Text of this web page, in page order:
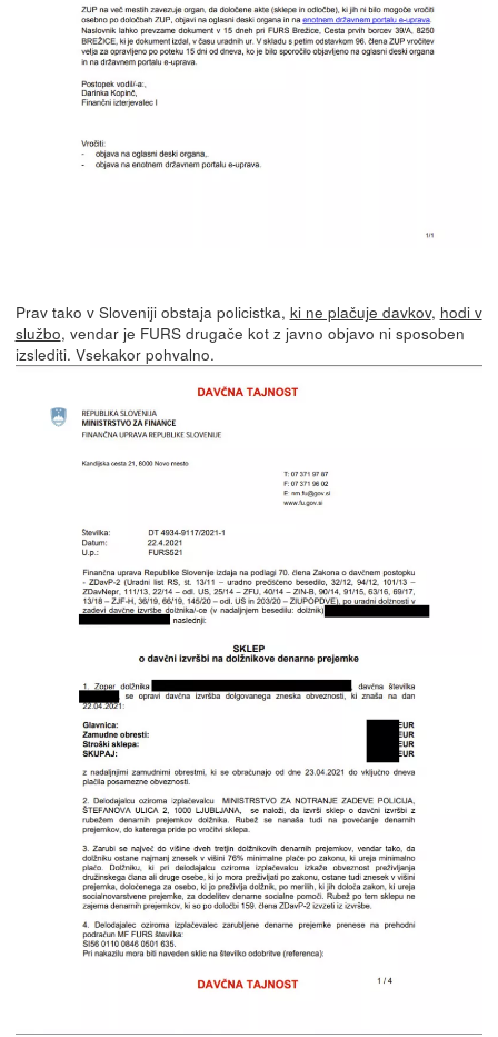
Prav tako v Sloveniji obstaja policistka, ki ne plačuje davkov, hodi v
službo, vendar je FURS drugače kot z javno objavo ni sposoben
izslediti. Vsekakor pohvalno.